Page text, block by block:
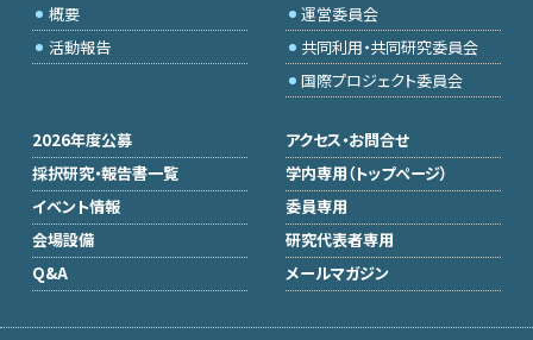
概要
活動報告
運営委員会
共同利用・共同研究委員会
国際プロジェクト委員会
2026年度公募
採択研究・報告書一覧
イベント情報
会場設備
Q&A
アクセス・お問合せ
学内専用（トップページ）
委員専用
研究代表者専用
メールマガジン